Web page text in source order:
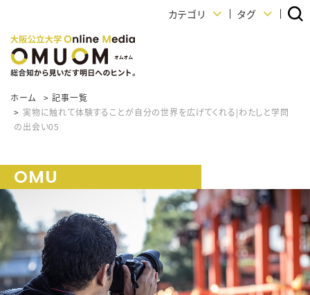
カテゴリ タグ
ホーム
記事一覧
実物に触れて体験することが自分の世界を広げてくれる|わたしと学問
の出会い05
OMU